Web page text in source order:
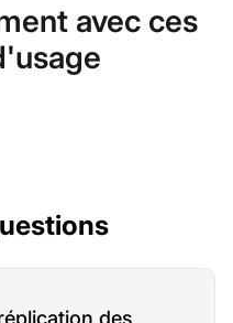
avec ces
des